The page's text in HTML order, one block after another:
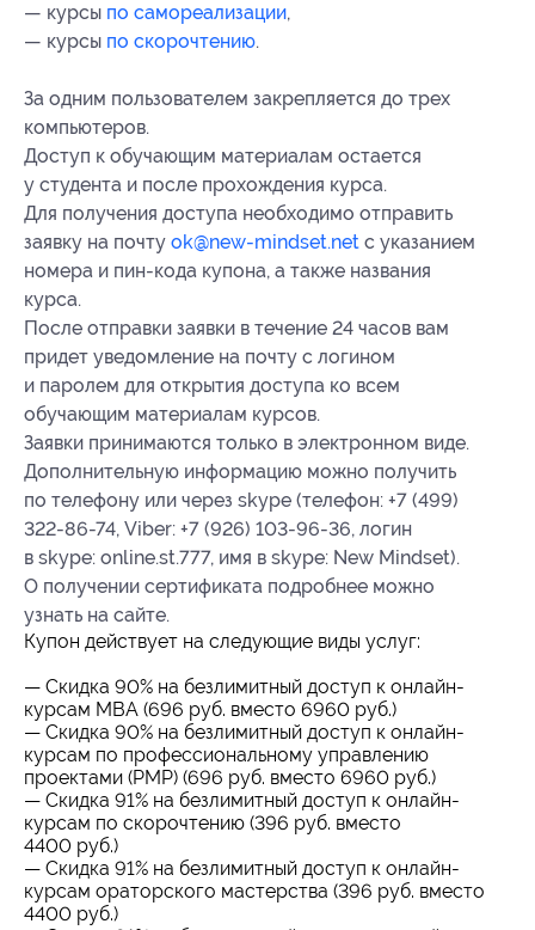
— курсы по самореализации,
— курсы по скорочтению.
За одним пользователем закрепляется до трех
компьютеров.
Доступ к обучающим материалам остается
у студента и после прохождения курса.
Для получения доступа необходимо отправить
заявку на почту ok@new-mindset.net с указанием
номера и пин-кода купона, а также названия
курса.
После отправки заявки в течение 24 часов вам
придет уведомление на почту с логином
и паролем для открытия доступа ко всем
обучающим материалам курсов.
Заявки принимаются только в электронном виде.
Дополнительную информацию можно получить
по телефону или через skype (телефон: +7 (499)
322-86-74, Viber: +7 (926) 103-96-36, логин
в skype: online.st.777, имя в skype: New Mindset).
О получении сертификата подробнее можно
узнать на сайте.
Купон действует на следующие виды услуг:
— Скидка 90% на безлимитный доступ к онлайн-
курсам MBA (696 руб. вместо 6960 руб.)
— Скидка 90% на безлимитный доступ к онлайн-
курсам по профессиональному управлению
проектами (PMP) (696 руб. вместо 6960 руб.)
— Скидка 91% на безлимитный доступ к онлайн-
курсам по скорочтению (396 руб. вместо
4400 руб.)
— Скидка 91% на безлимитный доступ к онлайн-
курсам ораторского мастерства (396 руб. вместо
4400 руб.)